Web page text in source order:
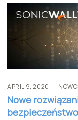
APRIL 9, 2020
Nowe
bezpieczeństwo